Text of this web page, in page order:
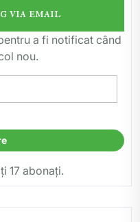
via email
a fi notificat când
nou.
17 abonați.